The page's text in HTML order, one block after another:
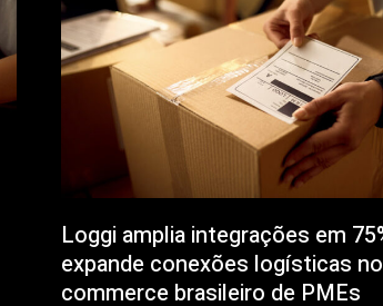
Loggi amplia integrações em
expande conexões logísticas
commerce brasileiro de PMEs